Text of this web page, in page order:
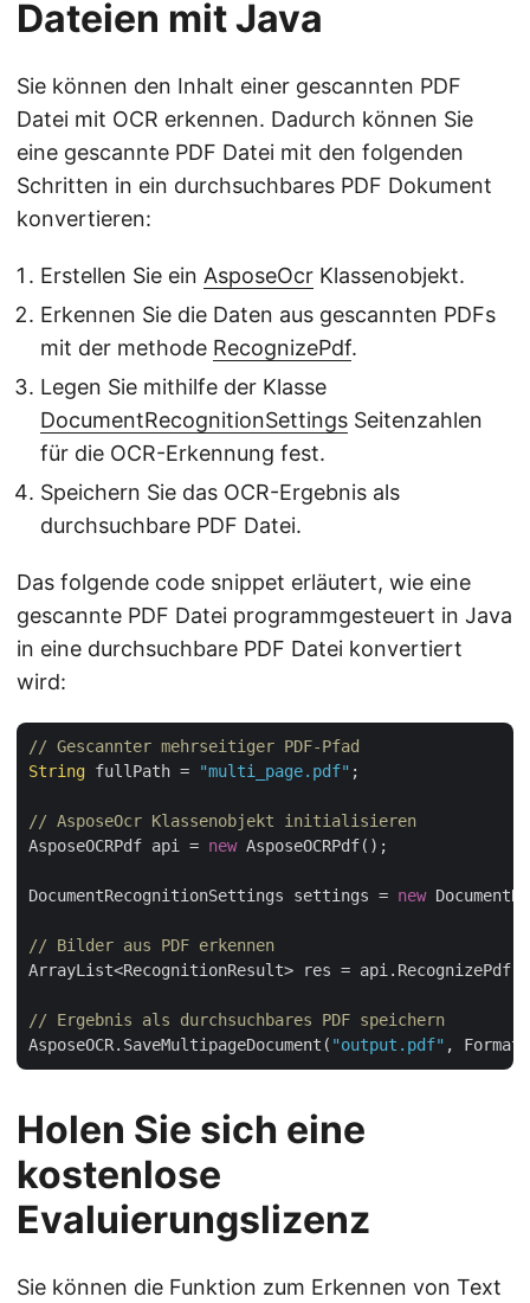
Dateien mit Java
Sie können den Inhalt einer gescannten PDF
Datei mit OCR erkennen. Dadurch können Sie
eine gescannte PDF Datei mit den folgenden
Schritten in ein durchsuchbares PDF Dokument
konvertieren:
Erstellen Sie ein AsposeOcr Klassenobjekt.
Erkennen Sie die Daten aus gescannten PDFs
mit der methode RecognizePdf.
Legen Sie mithilfe der Klasse
DocumentRecognitionSettings Seitenzahlen
für die OCR-Erkennung fest.
Speichern Sie das OCR-Ergebnis als
durchsuchbare PDF Datei.
Das folgende code snippet erläutert, wie eine
gescannte PDF Datei programmgesteuert in Java
in eine durchsuchbare PDF Datei konvertiert
wird:
// Gescannter mehrseitiger PDF-Pfad
String fullPath = "multi_page.pdf" ;
// AsposeOcr Klassenobjekt initialisieren
AsposeOCRPdf api = new AsposeOCRPdf();
DocumentRecognitionSettings settings = new
// Bilder aus PDF erkennen
ArrayList<RecognitionResult> res =
// Ergebnis als durchsuchbares PDF speichern
AsposeOCR.SaveMultipageDocument( "output.pdf"
Holen Sie sich eine
kostenlose
Evaluierungslizenz
Sie können die Funktion zum Erkennen von Text